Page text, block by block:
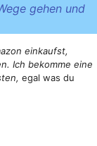
gehen und
einkaufst,
Ich bekomme eine
egal was du